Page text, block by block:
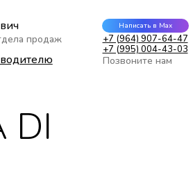
Позвоните нам
+7 (964) 907-64-47
+7 (995) 004-43-03
продаж
Написать в Max
DI